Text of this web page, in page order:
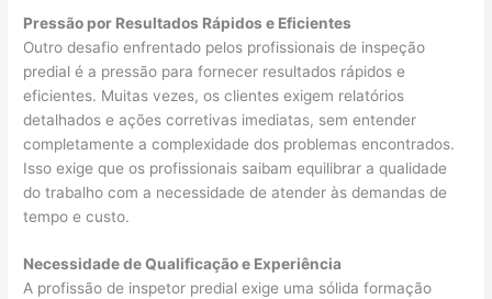
Pressão por Resultados Rápidos e Eficientes
Outro desafio enfrentado pelos profissionais de inspeção
predial é a pressão para fornecer resultados rápidos e
eficientes. Muitas vezes, os clientes exigem relatórios
detalhados e ações corretivas imediatas, sem entender
completamente a complexidade dos problemas encontrados.
Isso exige que os profissionais saibam equilibrar a qualidade
do trabalho com a necessidade de atender às demandas de
tempo e custo.
Necessidade de Qualificação e Experiência
A profissão de inspetor predial exige uma sólida formação